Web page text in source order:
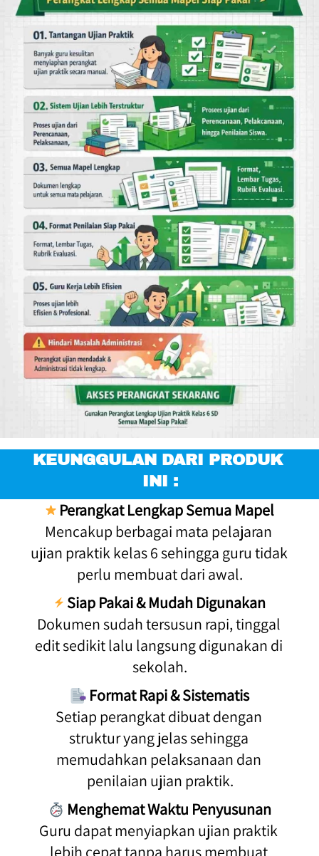
KEUNGGULAN DARI PRODUK
INI :
Perangkat Lengkap Semua Mapel
Mencakup berbagai mata pelajaran
ujian praktik kelas 6 sehingga guru tidak
perlu membuat dari awal.
Siap Pakai & Mudah Digunakan
Dokumen sudah tersusun rapi, tinggal
edit sedikit lalu langsung digunakan di
sekolah.
Format Rapi & Sistematis
Setiap perangkat dibuat dengan
struktur yang jelas sehingga
memudahkan pelaksanaan dan
penilaian ujian praktik.
Menghemat Waktu Penyusunan
Guru dapat menyiapkan ujian praktik